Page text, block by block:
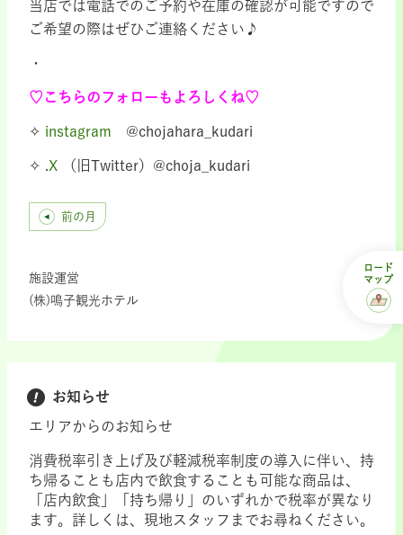
当店では電話でのご予約や在庫の確認が可能ですので
ご希望の際はぜひご連絡ください♪
・
♡こちらのフォローもよろしくね♡
✧ instagram @chojahara_kudari
✧ . X （旧Twitter）@choja_kudari
前の月
施設運営
(株)鳴子観光ホテル
お知らせ
エリアからのお知らせ
消費税率引き上げ及び軽減税率制度の導入に伴い、持
ち帰ることも店内で飲食することも可能な商品は、
「店内飲食」「持ち帰り」のいずれかで税率が異なり
ます。詳しくは、現地スタッフまでお尋ねください。
ロード
マップ